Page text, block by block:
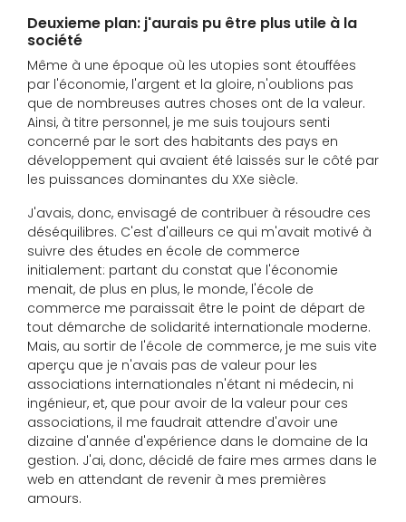
Deuxieme plan: j'aurais pu être plus utile à la
société
Même à une époque où les utopies sont étouffées
par l'économie, l'argent et la gloire, n'oublions pas
que de nombreuses autres choses ont de la valeur.
Ainsi, à titre personnel, je me suis toujours senti
concerné par le sort des habitants des pays en
développement qui avaient été laissés sur le côté par
les puissances dominantes du XXe siècle.
J'avais, donc, envisagé de contribuer à résoudre ces
déséquilibres. C'est d'ailleurs ce qui m'avait motivé à
suivre des études en école de commerce
initialement: partant du constat que l'économie
menait, de plus en plus, le monde, l'école de
commerce me paraissait être le point de départ de
tout démarche de solidarité internationale moderne.
Mais, au sortir de l'école de commerce, je me suis vite
aperçu que je n'avais pas de valeur pour les
associations internationales n'étant ni médecin, ni
ingénieur, et, que pour avoir de la valeur pour ces
associations, il me faudrait attendre d'avoir une
dizaine d'année d'expérience dans le domaine de la
gestion. J'ai, donc, décidé de faire mes armes dans le
web en attendant de revenir à mes premières
amours.